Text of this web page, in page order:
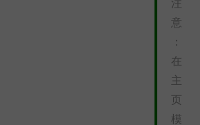
意
：
在
主
页
模